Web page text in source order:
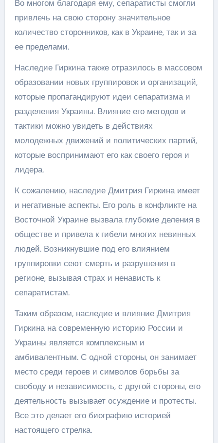
Во многом благодаря ему, сепаратисты смогли
привлечь на свою сторону значительное
количество сторонников, как в Украине, так и за
ее пределами.
Наследие Гиркина также отразилось в массовом
образовании новых группировок и организаций,
которые пропагандируют идеи сепаратизма и
разделения Украины. Влияние его методов и
тактики можно увидеть в действиях
молодежных движений и политических партий,
которые воспринимают его как своего героя и
лидера.
К сожалению, наследие Дмитрия Гиркина имеет
и негативные аспекты. Его роль в конфликте на
Восточной Украине вызвала глубокие деления в
обществе и привела к гибели многих невинных
людей. Возникнувшие под его влиянием
группировки сеют смерть и разрушения в
регионе, вызывая страх и ненависть к
сепаратистам.
Таким образом, наследие и влияние Дмитрия
Гиркина на современную историю России и
Украины является комплексным и
амбивалентным. С одной стороны, он занимает
место среди героев и символов борьбы за
свободу и независимость, с другой стороны, его
деятельность вызывает осуждение и протесты.
Все это делает его биографию историей
настоящего стрелка.